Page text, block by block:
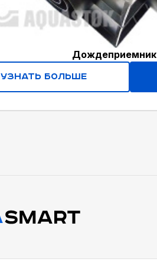
Дождеприемник
Узнать больше